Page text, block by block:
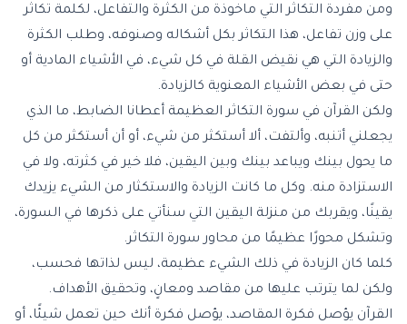
ومن مفردة التكاثر التي ماخوذة من الكثرة والتفاعل، لكلمة تكاثر
على وزن تفاعل، هذا التكاثر بكل أشكاله وصنوفه، وطلب الكثرة
والزيادة التي هي نقيض القلة في كل شيء، في الأشياء المادية أو
حتى في بعض الأشياء المعنوية كالزيادة.
ولكن القرآن في سورة التكاثر العظيمة أعطانا الضابط، ما الذي
يجعلني أتنبه، وألتفت، ألا أستكثر من شيء، أو أن أستكثر من كل
ما يحول بينك ويباعد بينك وبين اليقين، فلا خير في كثرته، ولا في
الاستزادة منه. وكل ما كانت الزيادة والاستكثار من الشيء يزيدك
يقينًا، ويقربك من منزلة اليقين التي سنأتي على ذكرها في السورة،
وتشكل محورًا عظيمًا من محاور سورة التكاثر.
كلما كان الزيادة في ذلك الشيء عظيمة، ليس لذاتها فحسب،
ولكن لما يترتب عليها من مقاصد ومعانٍ، وتحقيق الأهداف.
القرآن يؤصل فكرة المقاصد، يؤصل فكرة أنك حين تعمل شيئًا، أو